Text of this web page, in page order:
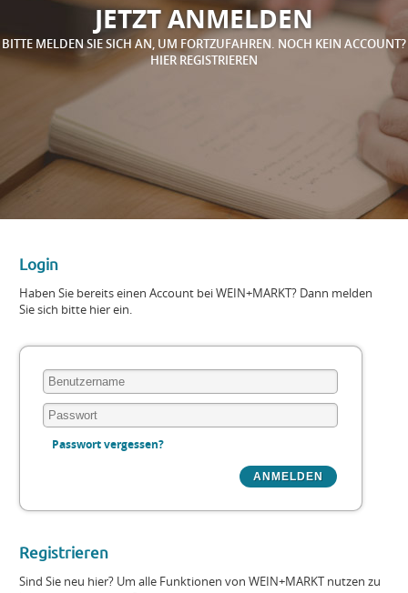
JETZT ANMELDEN
BITTE MELDEN SIE SICH AN, UM FORTZUFAHREN. NOCH KEIN ACCOUNT?
HIER REGISTRIEREN
Login
Haben Sie bereits einen Account bei WEIN+MARKT? Dann melden
Sie sich bitte hier ein.
Passwort vergessen?
Registrieren
Sind Sie neu hier? Um alle Funktionen von WEIN+MARKT nutzen zu